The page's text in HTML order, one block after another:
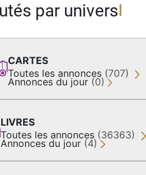
par univers
CARTES
Toutes les annonces (707)
Annonces du jour (0)
LIVRES
Toutes les annonces (36363)
Annonces du jour (4)